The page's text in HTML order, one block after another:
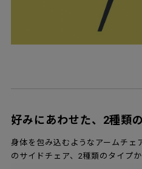
好みにあわせた、2種類
身体を包み込むようなアームチェ
のサイドチェア、2種類のタイプ